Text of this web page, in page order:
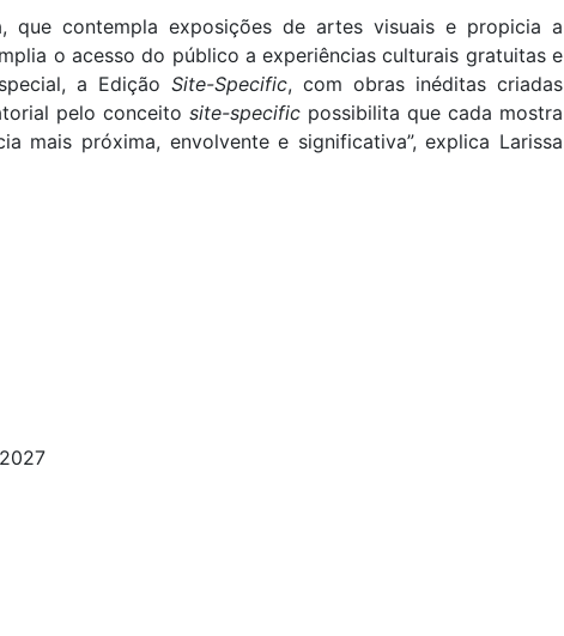
que contempla exposições de artes visuais e propicia a
o acesso do público a experiências culturais gratuitas e
a Edição Site-Specific, com obras inéditas criadas
pelo conceito site-specific possibilita que cada mostra
mais próxima, envolvente e significativa”, explica Larissa